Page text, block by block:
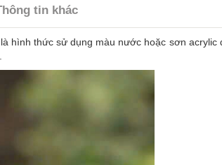
tin khác
hình thức sử dụng màu nước hoặc sơn